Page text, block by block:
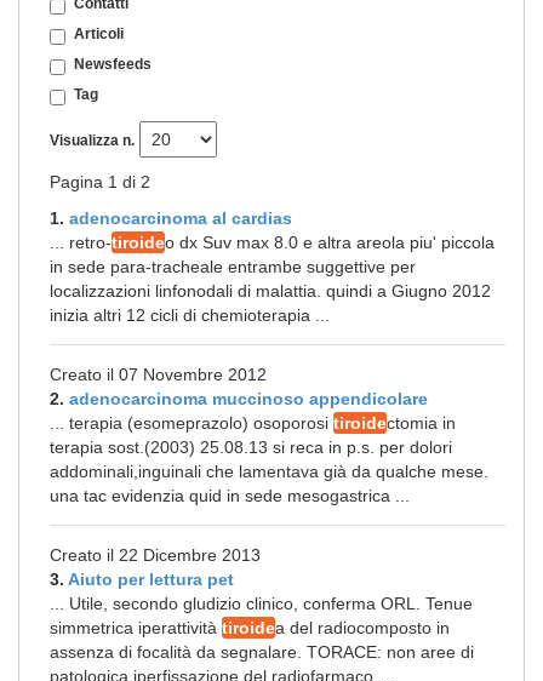
Contatti
Articoli
Newsfeeds
Tag
Visualizza n.
Pagina 1 di 2
1. adenocarcinoma al cardias
... retro-tiroideo dx Suv max 8.0 e altra areola piu' piccola
in sede para-tracheale entrambe suggettive per
localizzazioni linfonodali di malattia. quindi a Giugno 2012
inizia altri 12 cicli di chemioterapia ...
Creato il 07 Novembre 2012
2. adenocarcinoma muccinoso appendicolare
... terapia (esomeprazolo) osoporosi tiroidectomia in
terapia sost.(2003) 25.08.13 si reca in p.s. per dolori
addominali,inguinali che lamentava già da qualche mese.
una tac evidenzia quid in sede mesogastrica ...
Creato il 22 Dicembre 2013
3. Aiuto per lettura pet
... Utile, secondo gludizio clinico, conferma ORL. Tenue
simmetrica iperattività tiroidea del radiocomposto in
assenza di focalità da segnalare. TORACE: non aree di
patologica iperfissazione del radiofarmaco. ...